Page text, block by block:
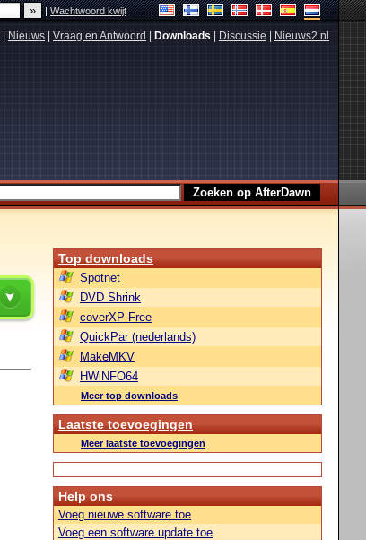
|Wachtwoord kwijt
Nieuws Vraag en Antwoord Downloads Discussie Nieuws2.nl
Top downloads
Spotnet
DVD Shrink
coverXP Free
QuickPar (nederlands)
MakeMKV
HWiNFO64
Meer top downloads
Laatste toevoegingen
Meer laatste toevoegingen
Help ons
Voeg nieuwe software toe
Voeg een software update toe